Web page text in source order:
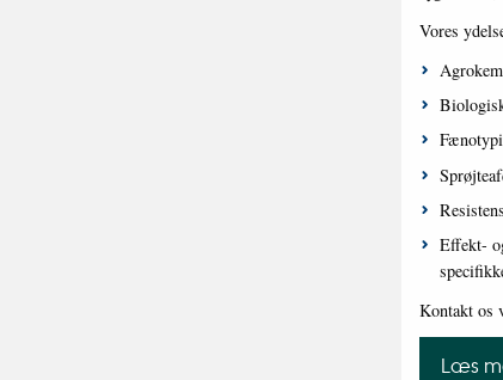
Vores
Effekt-
Kontakt os
Læs